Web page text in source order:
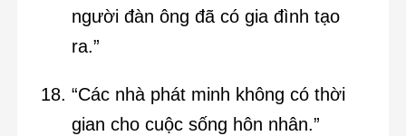
người đàn ông đã có gia đình tạo
ra.”
“Các nhà phát minh không có thời
gian cho cuộc sống hôn nhân.”